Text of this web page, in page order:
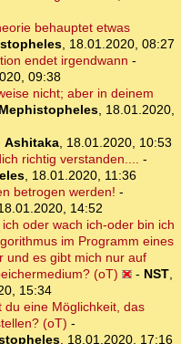
behauptet etwas
, 18.01.2020, 08:27
endet irgendwann -
09:38
nicht; aber in deinem
Mephistopheles, 18.01.2020,
Ashitaka, 18.01.2020, 10:53
richtig verstanden.... -
, 18.01.2020, 11:36
betrogen werden! -
14:52
oder wach ich-oder bin ich
im Programm eines
und es gibt mich nur auf
(oT)
- NST,
15:34
du eine Möglichkeit, das
(oT) -
, 18.01.2020, 17:16